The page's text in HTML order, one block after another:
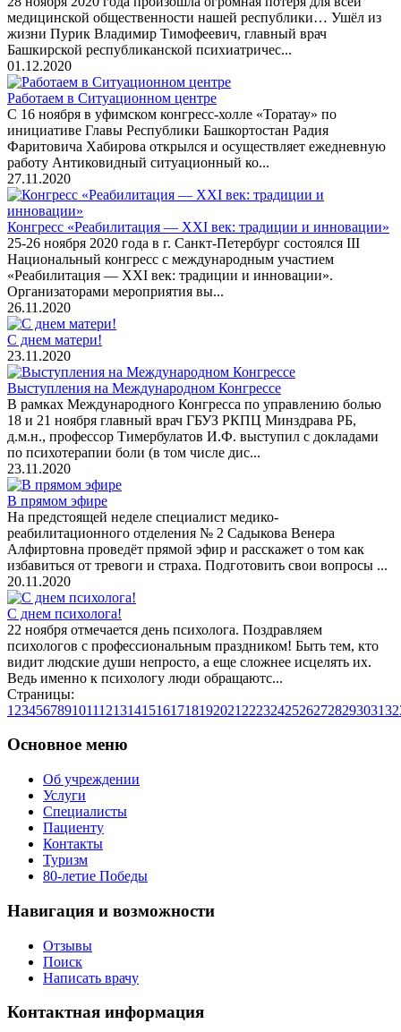
медицинской общественности нашей республики… Ушёл из
жизни Пурик Владимир Тимофеевич, главный врач
Башкирской республиканской психиатричес...
01.12.2020
Работаем в Ситуационном центре
С 16 ноября в уфимском конгресс-холле «Торатау» по
инициативе Главы Республики Башкортостан Радия
Фаритовича Хабирова открылся и осуществляет ежедневную
работу Антиковидный ситуационный ко...
27.11.2020
Конгресс «Реабилитация — XXI век: традиции и инновации»
25-26 ноября 2020 года в г. Санкт-Петербург состоялся III
Национальный конгресс с международным участием
«Реабилитация — XXI век: традиции и инновации».
Организаторами мероприятия вы...
26.11.2020
С днем матери!
23.11.2020
Выступления на Международном Конгрессе
В рамках Международного Конгресса по управлению болью
18 и 21 ноября главный врач ГБУЗ РКПЦ Минздрава РБ,
д.м.н., профессор Тимербулатов И.Ф. выступил с докладами
по психотерапии боли (в том числе дис...
23.11.2020
В прямом эфире
На предстоящей неделе специалист медико-
реабилитационного отделения № 2 Садыкова Венера
Алфиртовна проведёт прямой эфир и расскажет о том как
избавиться от тревоги и страха. Подготовить свои вопросы ...
20.11.2020
С днем психолога!
22 ноября отмечается день психолога. Поздравляем
психологов с профессиональным праздником! Быть тем, кто
видит людские души непросто, а еще сложнее исцелять их.
Ведь именно к психологу люди обращаютс...
Страницы:
1 23456789101112131415161718192021 2223242526272829303132
Основное меню
Об учреждении
Услуги
Специалисты
Пациенту
Контакты
Туризм
80-летие Победы
Навигация и возможности
Отзывы
Поиск
Написать врачу
Контактная информация